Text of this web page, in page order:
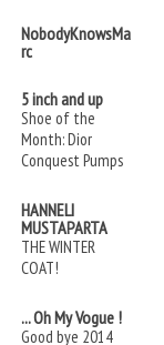
NobodyKnowsMa
rc
5 inch and up
Shoe of the
Month: Dior
Conquest Pumps
HANNELI
MUSTAPARTA
THE WINTER
COAT!
... Oh My Vogue !
Good bye 2014